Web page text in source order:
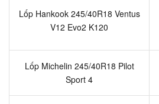
Lốp Hankook 245/40R18 Ventus
V12 Evo2 K120
Lốp Michelin 245/40R18 Pilot
Sport 4